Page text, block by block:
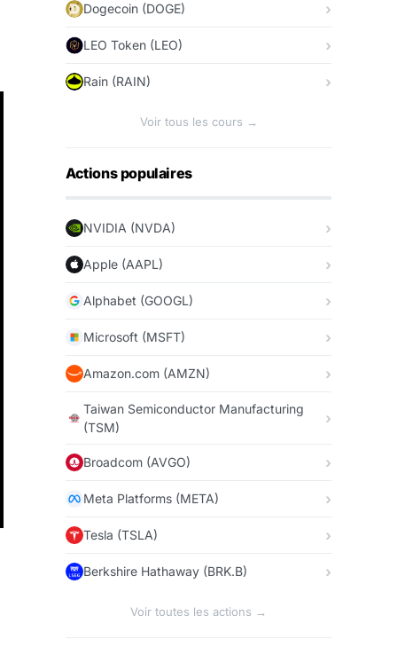
Dogecoin (DOGE)
LEO Token (LEO)
Rain (RAIN)
Voir tous les cours →
Actions populaires
NVIDIA (NVDA)
Apple (AAPL)
Alphabet (GOOGL)
Microsoft (MSFT)
Amazon.com (AMZN)
Taiwan Semiconductor Manufacturing
(TSM)
Broadcom (AVGO)
Meta Platforms (META)
Tesla (TSLA)
Berkshire Hathaway (BRK.B)
Voir toutes les actions →